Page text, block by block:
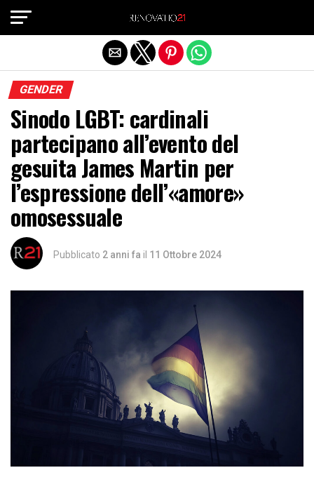
GENDER
Sinodo LGBT: cardinali
partecipano all’evento del
gesuita James Martin per
l’espressione dell’«amore»
omosessuale
Pubblicato 2 anni fa il 11 Ottobre 2024
Exit mobile version